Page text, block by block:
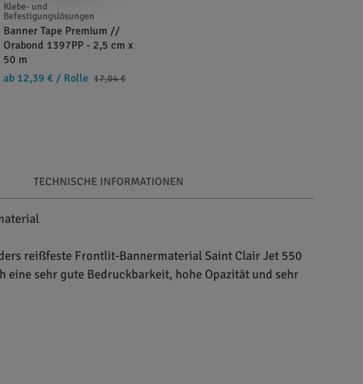
Klebe- und
Befestigungslösungen
Banner Tape Premium //
Orabond 1397PP - 2,5 cm x
50 m
ab 12,39 € / Rolle 17,04 €
TECHNISCHE INFORMATIONEN
reißfeste Frontlit-Bannermaterial Saint Clair Jet 550
eine sehr gute Bedruckbarkeit, hohe Opazität und sehr